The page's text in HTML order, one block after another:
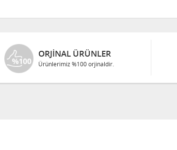
ORJINAL ÜRÜNLER
Ürünlerimiz %100 orjinaldir.